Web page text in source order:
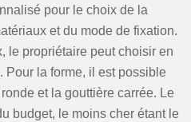
pour le choix de la
et du mode de fixation.
le propriétaire peut choisir en
Pour la forme, il est possible
et la gouttière carrée. Le
budget, le moins cher étant le